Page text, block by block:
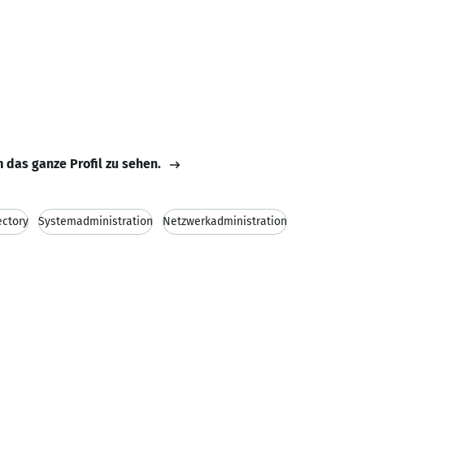
das ganze Profil zu sehen.
Systemadministration Netzwerkadministration